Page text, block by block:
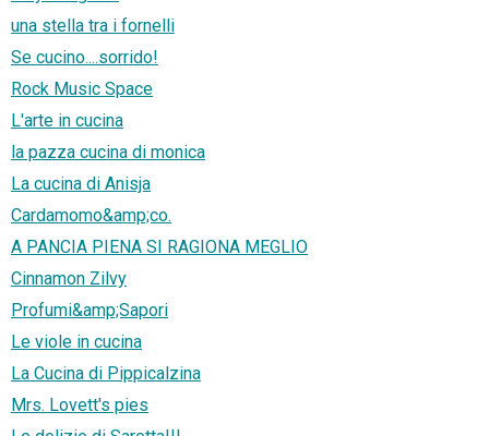
una stella tra i fornelli
Se cucino....sorrido!
Rock Music Space
L'arte in cucina
la pazza cucina di monica
La cucina di Anisja
Cardamomo&amp;co.
A PANCIA PIENA SI RAGIONA MEGLIO
Cinnamon Zilvy
Profumi&amp;Sapori
Le viole in cucina
La Cucina di Pippicalzina
Mrs. Lovett's pies